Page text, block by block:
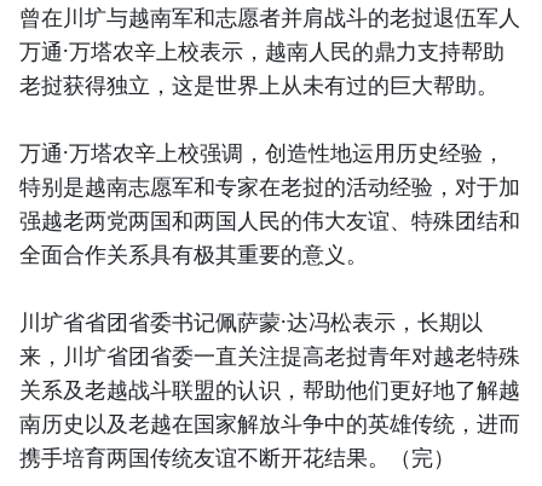
曾在川圹与越南军和志愿者并肩战斗的老挝退伍军人
万通·万塔农辛上校表示，越南人民的鼎力支持帮助
老挝获得独立，这是世界上从未有过的巨大帮助。
万通·万塔农辛上校强调，创造性地运用历史经验，
特别是越南志愿军和专家在老挝的活动经验，对于加
强越老两党两国和两国人民的伟大友谊、特殊团结和
全面合作关系具有极其重要的意义。
川圹省省团省委书记佩萨蒙·达冯松表示，长期以
来，川圹省团省委一直关注提高老挝青年对越老特殊
关系及老越战斗联盟的认识，帮助他们更好地了解越
南历史以及老越在国家解放斗争中的英雄传统，进而
携手培育两国传统友谊不断开花结果。（完）